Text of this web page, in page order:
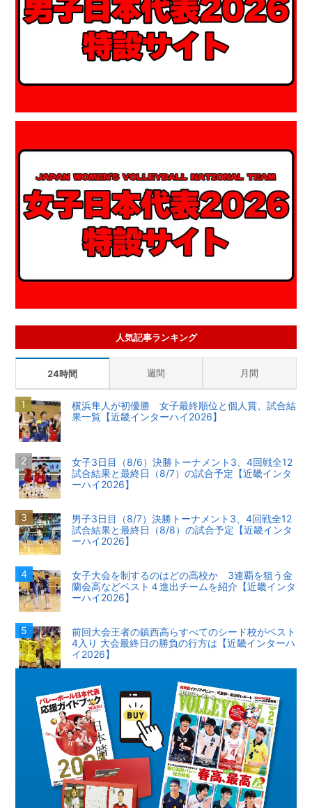
人気記事ランキング
24時間 週間 月間
横浜隼人が初優勝 女子最終順位と個人賞、試合結
果一覧【近畿インターハイ2026】
女子3日目（8/6）決勝トーナメント3、4回戦全12
試合結果と最終日（8/7）の試合予定【近畿インタ
ーハイ2026】
男子3日目（8/7）決勝トーナメント3、4回戦全12
試合結果と最終日（8/8）の試合予定【近畿インタ
ーハイ2026】
女子大会を制するのはどの高校か 3連覇を狙う金
蘭会高などベスト４進出チームを紹介【近畿インタ
ーハイ2026】
前回大会王者の鎮西高らすべてのシード校がベスト
4入り 大会最終日の勝負の行方は【近畿インターハ
イ2026】